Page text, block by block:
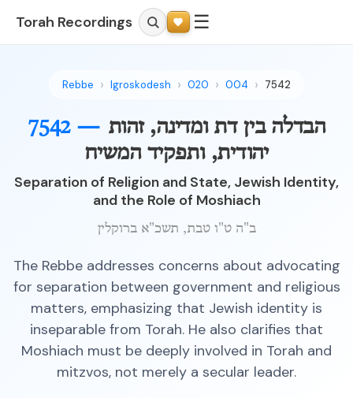
Torah Recordings ☰
Rebbe Igroskodesh 020 004 7542
7542 — הבדלה בין דת ומדינה, זהות
יהודית, ותפקיד המשיח
Separation of Religion and State, Jewish Identity,
and the Role of Moshiach
ב"ה ט"ו טבת, תשכ"א ברוקלין
The Rebbe addresses concerns about advocating
for separation between government and religious
matters, emphasizing that Jewish identity is
inseparable from Torah. He also clarifies that
Moshiach must be deeply involved in Torah and
mitzvos, not merely a secular leader.